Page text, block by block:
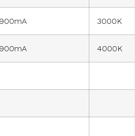
900mA 3000K
900mA 4000K